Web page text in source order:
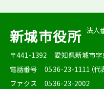
新城市役所 法人
〒441-1392
愛知県新城市
電話番号
0536-23-1111（代
ファクス
0536-23-2002